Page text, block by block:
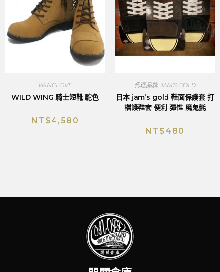
WINGLOVE
WILD WING 騎士短靴 駝色
NT$4,580
代理品牌, JAM’S GOLD
日本 jam’s gold 鞋面保護套 打
檔護鞋套 便利 彈性 魔鬼氈
NT$ 480